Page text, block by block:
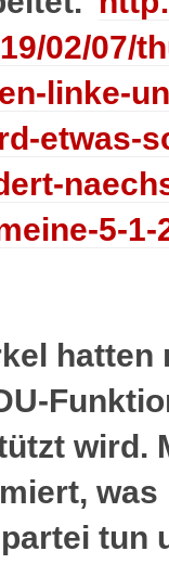
02/07/
linke-
etwas-
5-1-
hatten
wird.
was
tun